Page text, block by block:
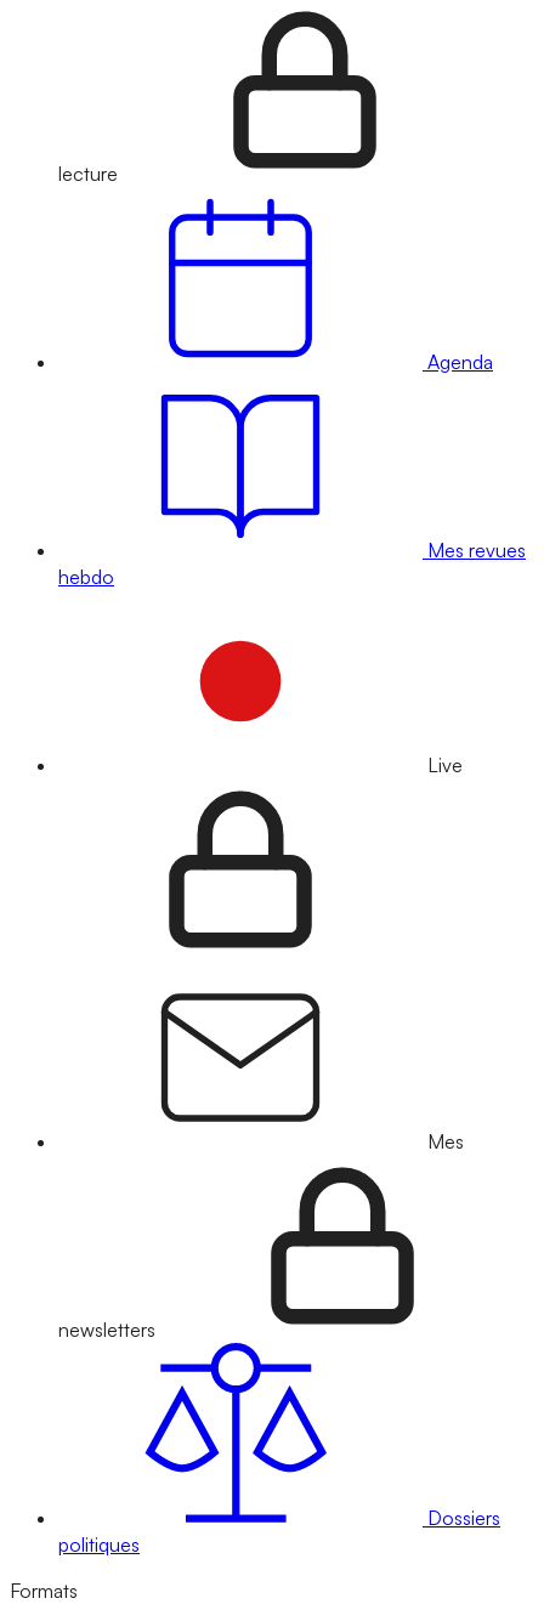
lecture
Agenda
Mes revues
hebdo
Live
Mes
newsletters
Dossiers
politiques
Formats